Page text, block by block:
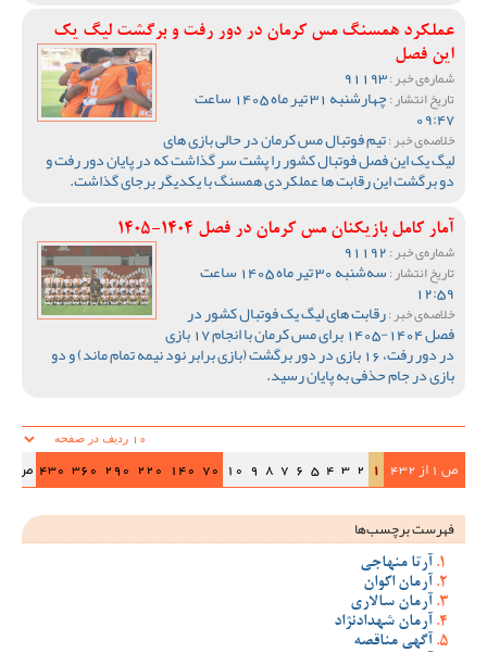
عملکرد همسنگ مس کرمان در دور رفت و برگشت لیگ یک
این فصل
شماره‌ی خبر :
تاریخ انتشار : چهارشنبه 31 تیر ماه 1405 ساعت
09:47
خلاصه‌ی خبر :تیم فوتبال مس کرمان در حالی بازی های
لیگ یک این فصل فوتبال کشور را پشت سر گذاشت که در پایان دور رفت و
دو برگشت این رقابت ها عملکردی همسنگ با یکدیگر برجای گذاشت.
آمار کامل بازیکنان مس کرمان در فصل 1404-1405
شماره‌ی خبر :
تاریخ انتشار : سه‌شنبه 30 تیر ماه 1405 ساعت
12:59
خلاصه‌ی خبر :رقابت های لیگ یک فوتبال کشور در
فصل 1404-1405 برای مس کرمان با انجام 17 بازی
در دور رفت، 16 بازی در دور برگشت (بازی برابر نود نیمه تمام ماند) و دو
بازی در جام حذفی به پایان رسید.
ص 1 از 432 1
2
3
4
5
6
7
8
9
10
70
140
220
290
360
430
فهرست برچسب‌ها
آرتا منهاجی
آرمان اکوان
آرمان سالاری
آرمان شهدادنژاد
آگهی مناقصه